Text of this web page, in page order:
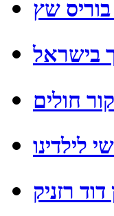
שץ
בישראל
לילדינו
דוד רזניק